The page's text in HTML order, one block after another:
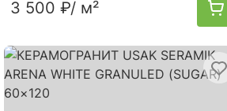
3 500 ₽/ м²